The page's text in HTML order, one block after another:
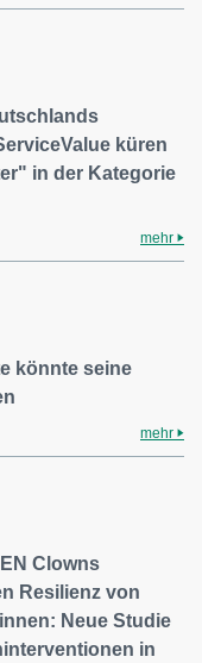
küren
in der Kategorie
mehr
könnte seine
mehr
Clowns
Resilienz von
Neue Studie
in